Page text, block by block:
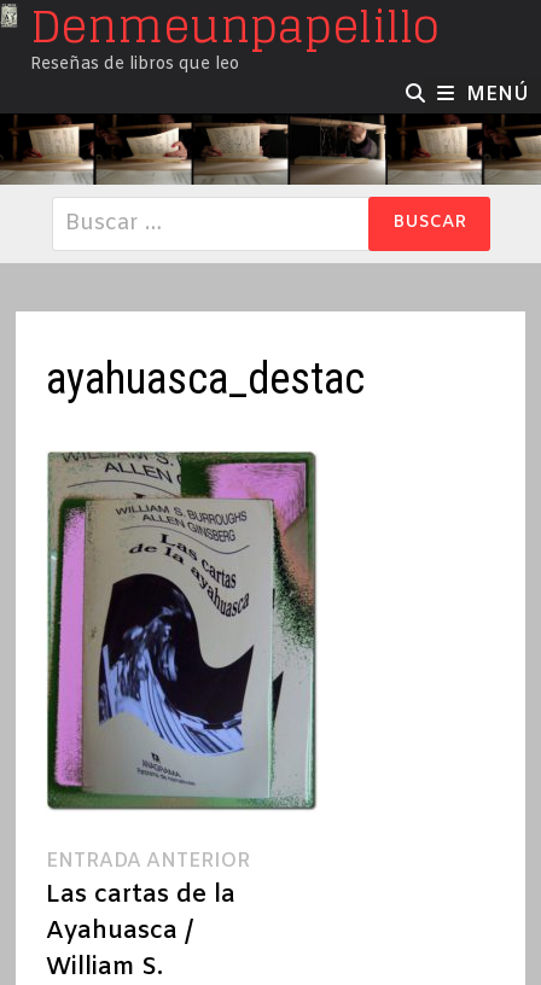
SaltarDenmeunpapelillo
Reseñas de libros que leo
MENÚ
Buscar:
ayahuasca_destac
Navegación
de
entradas
ENTRADA ANTERIOREntrada
Las cartas de la
Ayahuasca /
William S.